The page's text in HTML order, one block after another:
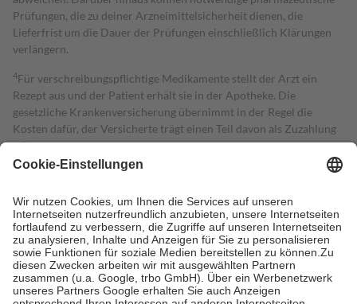
Prüfungen, die zu deiner Arzneimittelsicherheit dienen, die
Lieferfrist um die Dauer der Prüfungen einschließlich Klärungen
verlängern.
4Für verschreibungspflichtige Medikamente stellt der Arzt ein
Rezept aus und der Patient erhält sie in der Apotheke. Die
gesetzliche Krankenversicherung übernimmt in der Regel die
Kosten dafür, der Versicherte trägt einen Teil davon als Zuzahlung
mit.
Grundsätzlich leisten Mitglieder Zuzahlungen in Höhe von zehn
höchstens zehn Euro.
Es sind jedoch nie mehr als die tatsächlichen
Kosten der Leistung zu entrichten.
Diese Regeln gelten grundsätzlich auch für Online-Apotheken.
Bei Heilmitteln und häuslicher Krankenpflege beträgt die
Zuzahlung zehn Prozent der Kosten sowie zehn Euro je
Verordnung.
Um das Engagement der Versicherten für ihre eigene Gesundheit zu